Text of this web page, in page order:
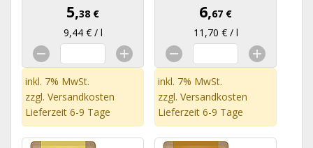
5,38 €
9,44 € / l
inkl. 7% MwSt.
zzgl. Versandkosten
Lieferzeit 6-9 Tage
6,67 €
11,70 € / l
inkl. 7% MwSt.
zzgl. Versandkosten
Lieferzeit 6-9 Tage